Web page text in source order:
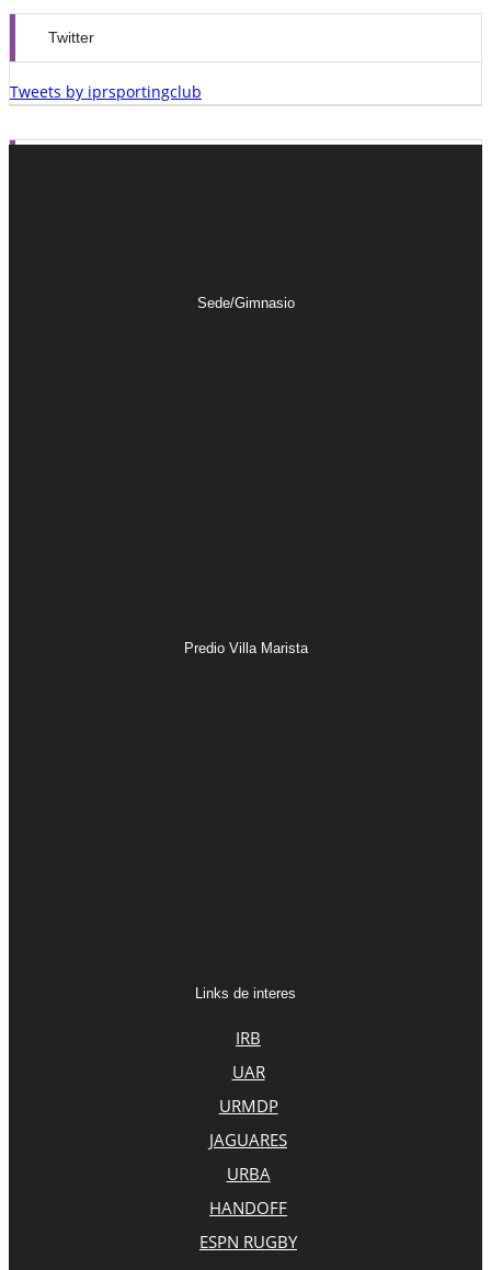
Twitter
Tweets by iprsportingclub
Sede/Gimnasio
Predio Villa Marista
Links de interes
IRB
UAR
URMDP
JAGUARES
URBA
HANDOFF
ESPN RUGBY